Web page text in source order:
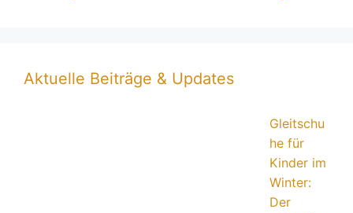
Aktuelle Beiträge & Updates
Gleitschu
he für
Kinder im
Winter:
Der